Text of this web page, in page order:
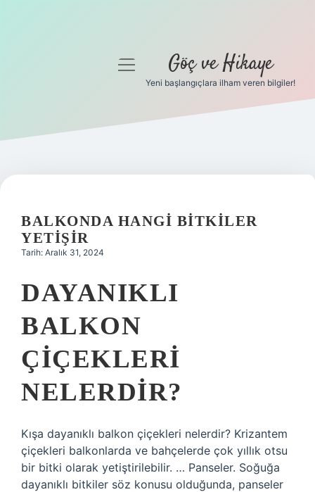
Gizlilik Politikası
Yasal Uyarı
menüyü
Göç ve Hikaye
Yeni başlangıçlara ilham veren bilgiler!
BALKONDA HANGI BITKILER
YETIŞIR
Tarih: Aralık 31, 2024
DAYANIKLI
BALKON
ÇIÇEKLERI
NELERDIR?
Kışa dayanıklı balkon çiçekleri nelerdir? Krizantem
çiçekleri balkonlarda ve bahçelerde çok yıllık otsu
bir bitki olarak yetiştirilebilir. … Panseler. Soğuğa
dayanıklı bitkiler söz konusu olduğunda, panseler